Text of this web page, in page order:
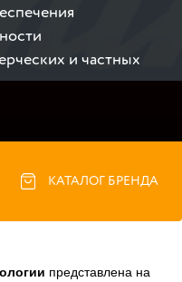
и частных
КАТАЛОГ БРЕНДА
представлена на